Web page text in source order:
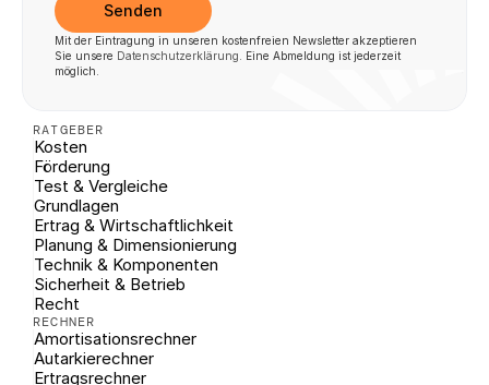
Senden
Mit der Eintragung in unseren kostenfreien Newsletter akzeptieren
Sie unsere Datenschutzerklärung . Eine Abmeldung ist jederzeit
möglich.
RATGEBER
Kosten
Förderung
Test & Vergleiche
Grundlagen
Ertrag & Wirtschaftlichkeit
Planung & Dimensionierung
Technik & Komponenten
Sicherheit & Betrieb
Recht
RECHNER
Amortisationsrechner
Autarkierechner
Ertragsrechner